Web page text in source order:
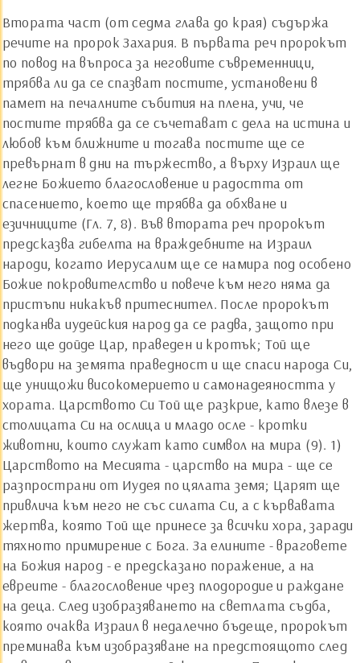
Втората част (от седма глава до края) съдържа
речите на пророк Захария. В първата реч пророкът
по повод на въпроса за неговите съвременници,
трябва ли да се спазват постите, установени в
памет на печалните събития на плена, учи, че
постите трябва да се съчетават с дела на истина и
любов към ближните и тогава постите ще се
превърнат в дни на тържество, а върху Израил ще
легне Божието благословение и радостта от
спасението, което ще трябва да обхване и
езичниците (Гл. 7, 8). Във втората реч пророкът
предсказва гибелта на враждебните на Израил
народи, когато Иерусалим ще се намира под особено
Божие покровителство и повече към него няма да
пристъпи никакъв притеснител. После пророкът
подканва иудейския народ да се радва, защото при
него ще дойде Цар, праведен и кротък; Той ще
въдвори на земята праведност и ще спаси народа Си,
ще унищожи високомерието и самонадеяността у
хората. Царството Си Той ще разкрие, като влезе в
столицата Си на ослица и младо осле - кротки
животни, които служат като символ на мира (9). 1)
Царството на Месията - царство на мира - ще се
разпространи от Иудея по цялата земя; Царят ще
привлича към него не със силата Си, а с кървавата
жертва, която Той ще принесе за всички хора, заради
тяхното примирение с Бога. За елините - враговете
на Божия народ - е предсказано поражение, а на
евреите - благословение чрез плодородие и раждане
на деца. След изобразяването на светлата съдба,
която очаква Израил в недалечно бъдеще, пророкът
преминава към изобразяване на предстоящото след